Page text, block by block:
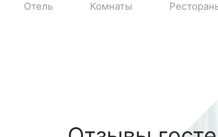
Отель Комнаты